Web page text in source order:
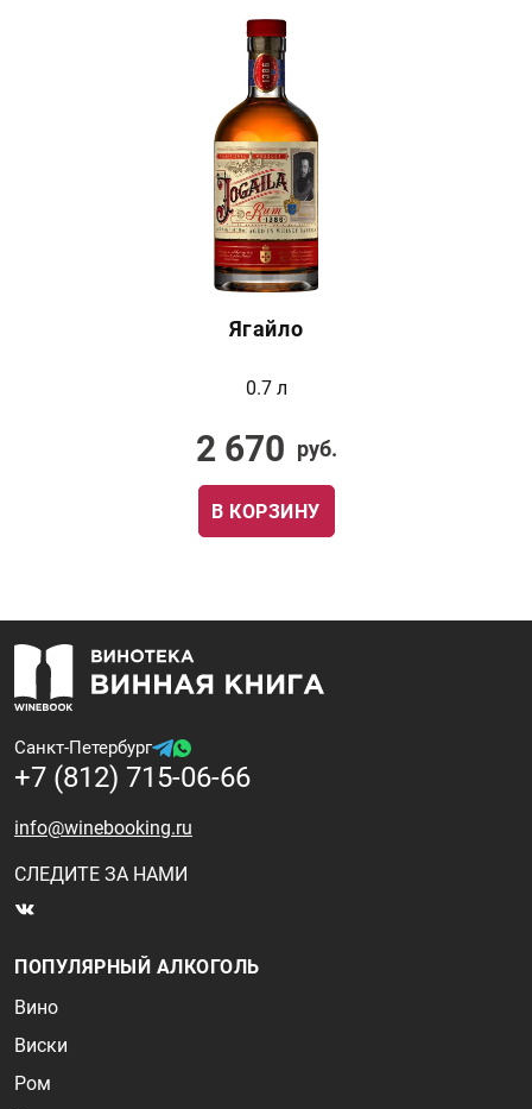
Ягайло
0.7 л
2 670 руб.
В КОРЗИНУ
Санкт-Петербург
+7 (812) 715-06-66
info@winebooking.ru
СЛЕДИТЕ ЗА НАМИ
ПОПУЛЯРНЫЙ АЛКОГОЛЬ
Вино
Виски
Ром